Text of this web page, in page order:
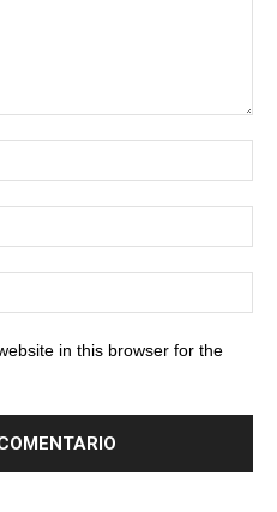
in this browser for the